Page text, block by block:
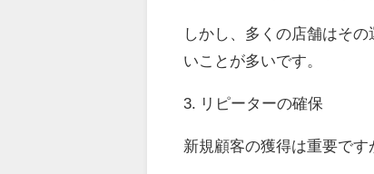
しかし、多くの店舗はそ
いことが多いです。
3. リピーターの確保
新規顧客の獲得は重要です